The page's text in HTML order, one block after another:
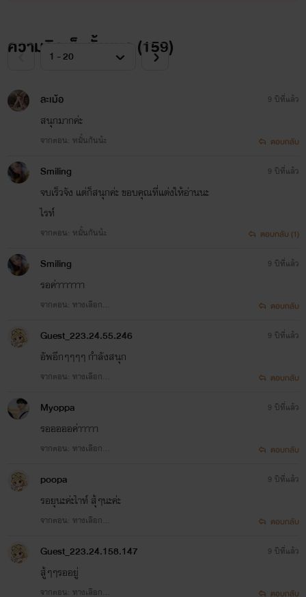
ความคิดเห็นทั้งหมด (159)
ละเม้อ
สนุกมากค่ะ
จากตอน: หมั้นกันน้ะ
9 ปีที่แล้ว
ตอบกลับ
Smiling
จบเร็วจัง แต่ก็สนุกค่ะ ขอบคุณที่แต่งให้อ่านนะ
ไรท์
จากตอน: หมั้นกันน้ะ
9 ปีที่แล้ว
ตอบกลับ (1)
Smiling
รอค่าาาาาาา
จากตอน: ทางเลือก...
9 ปีที่แล้ว
ตอบกลับ
Guest_223.24.55.246
อัพอีกๆๆๆๆ กำลังสนุก
จากตอน: ทางเลือก...
9 ปีที่แล้ว
ตอบกลับ
Myoppa
รอออออค่าาาาา
จากตอน: ทางเลือก...
9 ปีที่แล้ว
ตอบกลับ
poopa
รอยุนะค่ะไาท์ สุ้ๆนะค่ะ
จากตอน: ทางเลือก...
9 ปีที่แล้ว
ตอบกลับ
Guest_223.24.158.147
สู้ๆๆรออยู่
จากตอน: ทางเลือก...
9 ปีที่แล้ว
ตอบกลับ